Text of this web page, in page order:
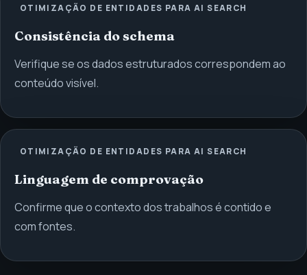
OTIMIZAÇÃO DE ENTIDADES PARA AI SEARCH
Consistência do schema
Verifique se os dados estruturados correspondem ao
conteúdo visível.
OTIMIZAÇÃO DE ENTIDADES PARA AI SEARCH
Linguagem de comprovação
Confirme que o contexto dos trabalhos é contido e
com fontes.